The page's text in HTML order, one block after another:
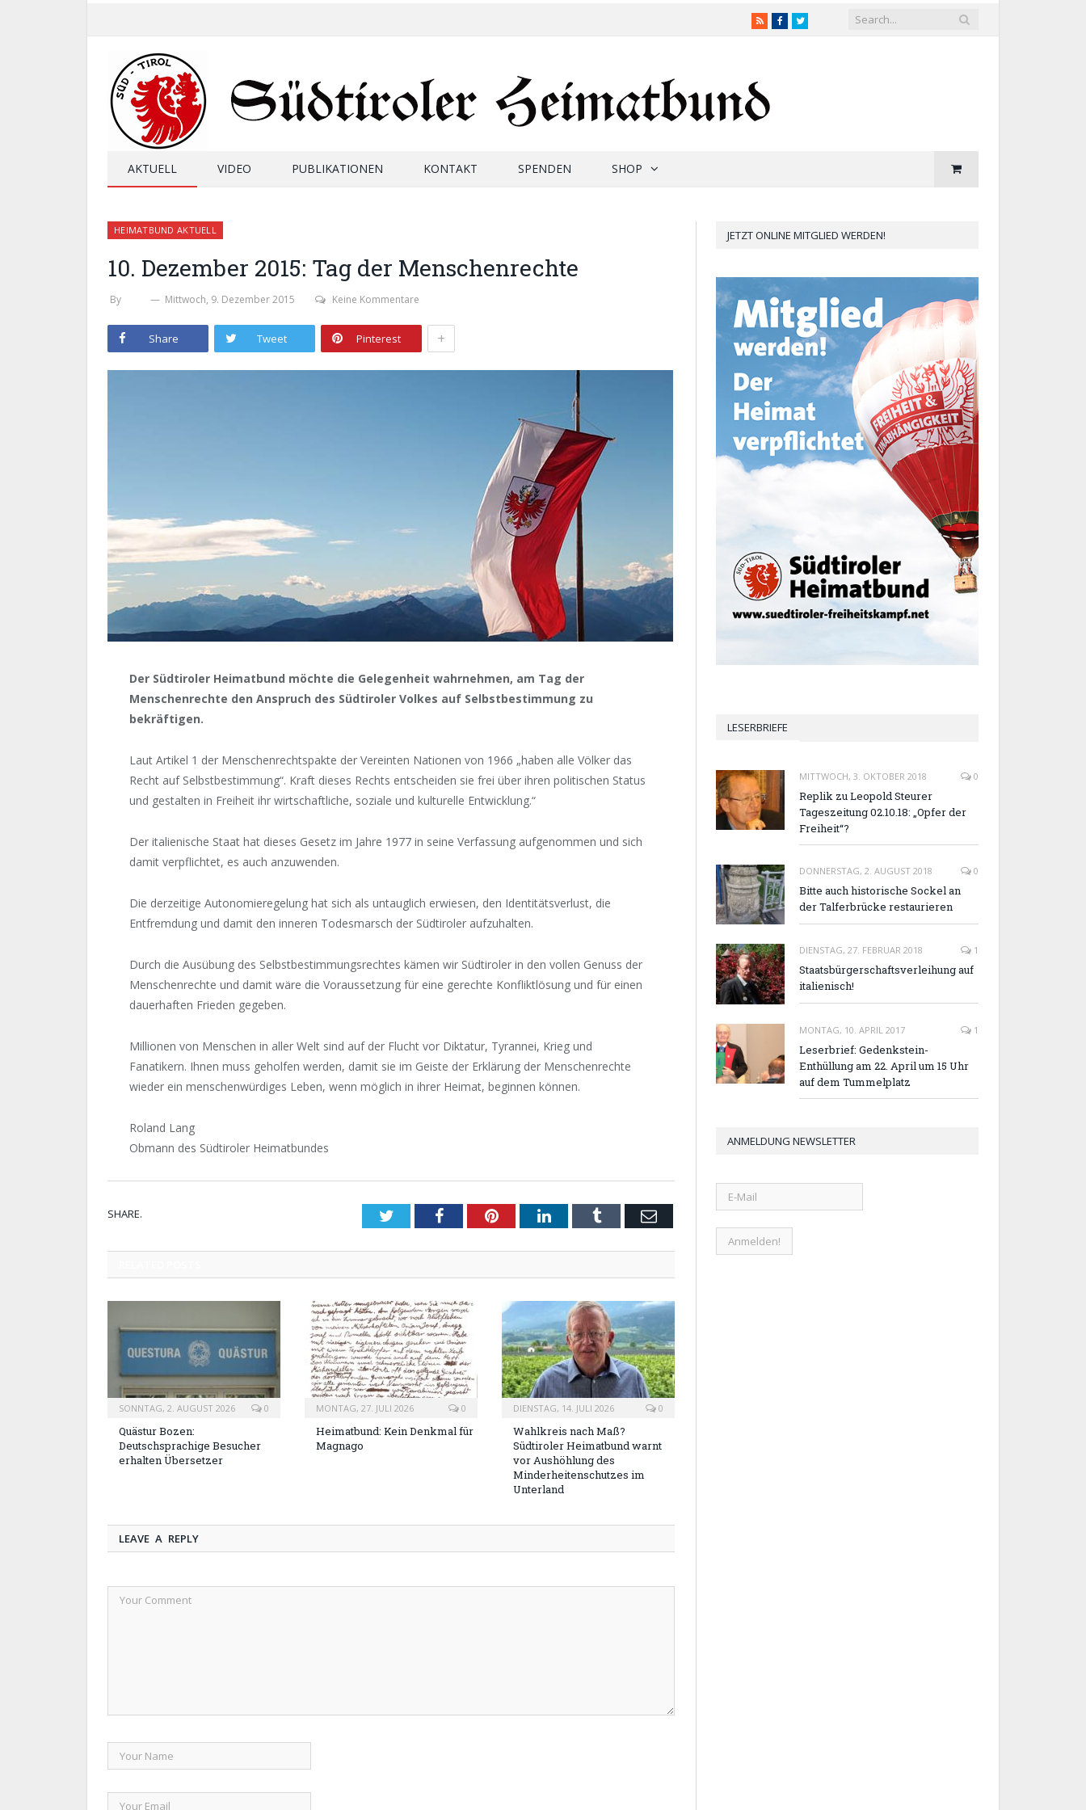
RSSFacebookTwitter
AKTUELL VIDEO PUBLIKATIONEN KONTAKT SPENDEN SHOP
HEIMATBUND AKTUELL
10. Dezember 2015: Tag der Menschenrechte
By Mittwoch, 9. Dezember 2015 Keine Kommentare
Share Tweet Pinterest +
Der Südtiroler Heimatbund möchte die Gelegenheit wahrnehmen, am Tag der
Menschenrechte den Anspruch des Südtiroler Volkes auf Selbstbestimmung zu
bekräftigen.
Laut Artikel 1 der Menschenrechtspakte der Vereinten Nationen von 1966 „haben alle Völker das
Recht auf Selbstbestimmung“. Kraft dieses Rechts entscheiden sie frei über ihren politischen Status
und gestalten in Freiheit ihr wirtschaftliche, soziale und kulturelle Entwicklung.“
Der italienische Staat hat dieses Gesetz im Jahre 1977 in seine Verfassung aufgenommen und sich
damit verpflichtet, es auch anzuwenden.
Die derzeitige Autonomieregelung hat sich als untauglich erwiesen, den Identitätsverlust, die
Entfremdung und damit den inneren Todesmarsch der Südtiroler aufzuhalten.
Durch die Ausübung des Selbstbestimmungsrechtes kämen wir Südtiroler in den vollen Genuss der
Menschenrechte und damit wäre die Voraussetzung für eine gerechte Konfliktlösung und für einen
dauerhaften Frieden gegeben.
Millionen von Menschen in aller Welt sind auf der Flucht vor Diktatur, Tyrannei, Krieg und
Fanatikern. Ihnen muss geholfen werden, damit sie im Geiste der Erklärung der Menschenrechte
wieder ein menschenwürdiges Leben, wenn möglich in ihrer Heimat, beginnen können.
Roland Lang
Obmann des Südtiroler Heimatbundes
SHARE. TwitterFacebookPinterestLinkedInTumblr Email
SONNTAG, 2. AUGUST 2026 0
Quästur Bozen:
Deutschsprachige Besucher
erhalten Übersetzer
MONTAG, 27. JULI 2026 0
Heimatbund: Kein Denkmal für
Magnago
DIENSTAG, 14. JULI 2026 0
Wahlkreis nach Maß?
Südtiroler Heimatbund warnt
vor Aushöhlung des
Minderheitenschutzes im
Unterland
LEAVE A REPLY
JETZT ONLINE MITGLIED WERDEN!
LESERBRIEFE
MITTWOCH, 3. OKTOBER 2018 0
Replik zu Leopold Steurer
Tageszeitung 02.10.18: „Opfer der
Freiheit“?
DONNERSTAG, 2. AUGUST 2018 0
Bitte auch historische Sockel an
der Talferbrücke restaurieren
DIENSTAG, 27. FEBRUAR 2018 1
Staatsbürgerschaftsverleihung auf
italienisch!
MONTAG, 10. APRIL 2017 1
Leserbrief: Gedenkstein-
Enthüllung am 22. April um 15 Uhr
auf dem Tummelplatz
ANMELDUNG NEWSLETTER